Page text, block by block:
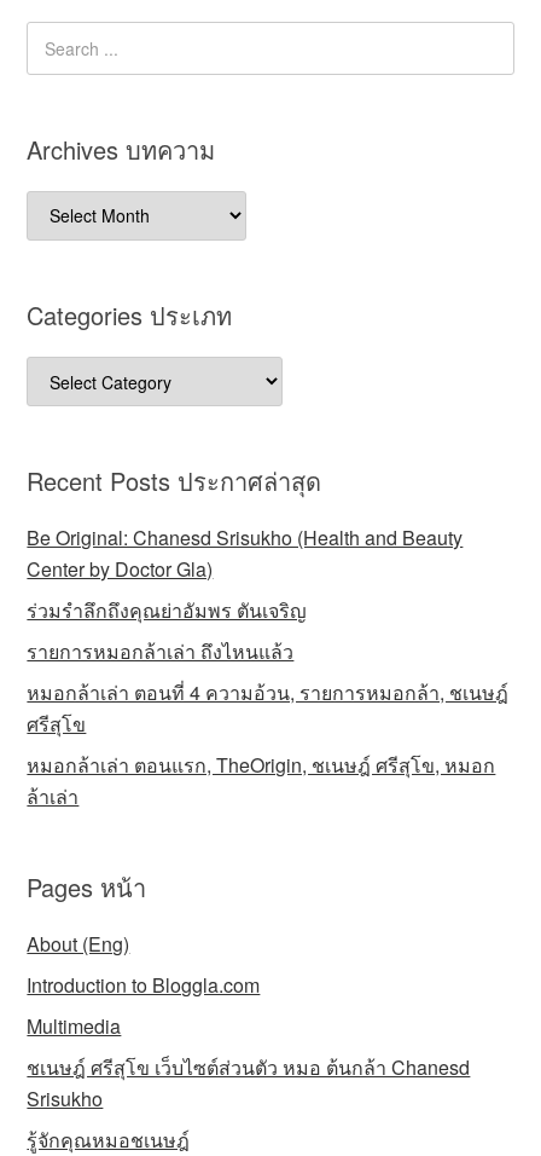
Archives บทความ
Archives
บทความ
Categories ประเภท
Categories
ประเภท
Recent Posts ประกาศล่าสุด
Be Original: Chanesd Srisukho (Health and Beauty
Center by Doctor Gla)
ร่วมรำลึกถึงคุณย่าอัมพร ตันเจริญ
รายการหมอกล้าเล่า ถึงไหนแล้ว
หมอกล้าเล่า ตอนที่ 4 ความอ้วน, รายการหมอกล้า, ชเนษฎ์
ศรีสุโข
หมอกล้าเล่า ตอนแรก, TheOrigin, ชเนษฎ์ ศรีสุโข, หมอก
ล้าเล่า
Pages หน้า
About (Eng)
Introduction to Bloggla.com
Multimedia
ชเนษฎ์ ศรีสุโข เว็บไซต์ส่วนตัว หมอ ต้นกล้า Chanesd
Srisukho
รู้จักคุณหมอชเนษฎ์